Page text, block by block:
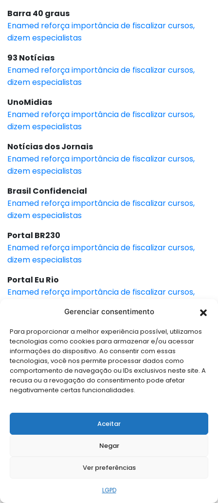
Gerenciar consentimento
Para proporcionar a melhor experiência possível, utilizamos
tecnologias como cookies para armazenar e/ou acessar
informações do dispositivo. Ao consentir com essas
tecnologias, você nos permite processar dados como
comportamento de navegação ou IDs exclusivos neste site. A
recusa ou a revogação do consentimento pode afetar
negativamente certas funcionalidades.
Aceitar
Negar
Ver preferências
LGPD
Barra 40 graus
Enamed reforça importância de fiscalizar cursos,
dizem especialistas
93 Notícias
Enamed reforça importância de fiscalizar cursos,
dizem especialistas
UnoMidias
Enamed reforça importância de fiscalizar cursos,
dizem especialistas
Notícias dos Jornais
Enamed reforça importância de fiscalizar cursos,
dizem especialistas
Brasil Confidencial
Enamed reforça importância de fiscalizar cursos,
dizem especialistas
Portal BR230
Enamed reforça importância de fiscalizar cursos,
dizem especialistas
Portal Eu Rio
Enamed reforça importância de fiscalizar cursos,
Enamed reforça importância de fiscalizar cursos,
dizem especialistas
Poder
Enamed reforça importância de fiscalizar cursos,
dizem especialistas
ExtraNews GO
Enamed reforça importância de fiscalizar cursos,
dizem especialistas
Enamed reforça importância de fiscalizar cursos,